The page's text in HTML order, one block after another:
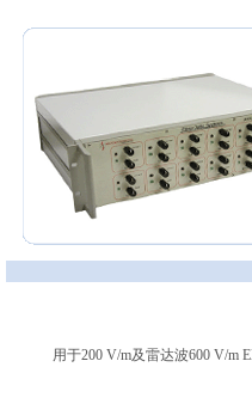
用于200 V/m及雷达波600 V/m